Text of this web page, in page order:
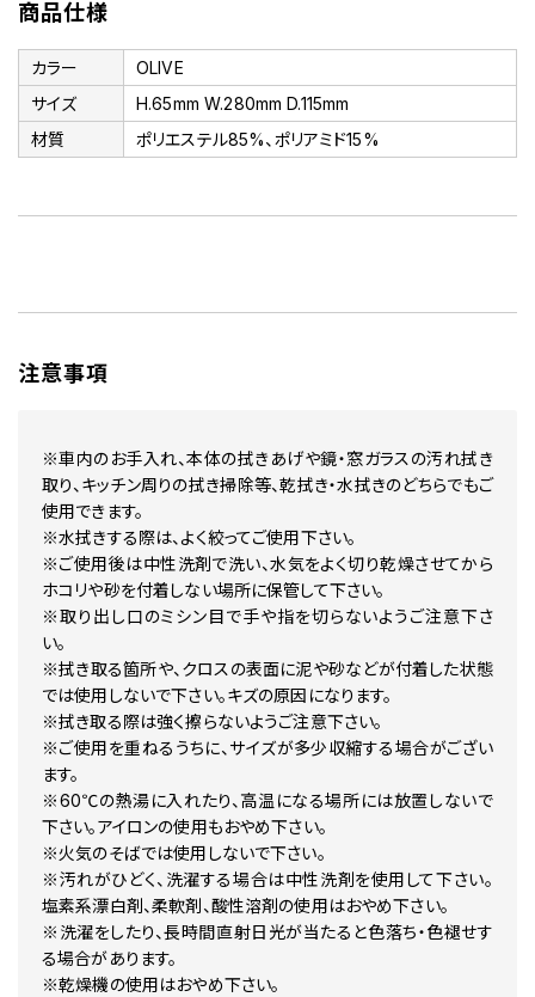
商品仕様
カラー
OLIVE
サイズ
H.65mm W.280mm D.115mm
材質
ポリエステル85%、ポリアミド15%
注意事項
※車内のお手入れ、本体の拭きあげや鏡・窓ガラスの汚れ拭き
取り、キッチン周りの拭き掃除等、乾拭き・水拭きのどちらでもご
使用できます。
※水拭きする際は、よく絞ってご使用下さい。
※ご使用後は中性洗剤で洗い、水気をよく切り乾燥させてから
ホコリや砂を付着しない場所に保管して下さい。
※取り出し口のミシン目で手や指を切らないようご注意下さ
い。
※拭き取る箇所や、クロスの表面に泥や砂などが付着した状態
では使用しないで下さい。キズの原因になります。
※拭き取る際は強く擦らないようご注意下さい。
※ご使用を重ねるうちに、サイズが多少収縮する場合がござい
ます。
※60℃の熱湯に入れたり、高温になる場所には放置しないで
下さい。アイロンの使用もおやめ下さい。
※火気のそばでは使用しないで下さい。
※汚れがひどく、洗濯する場合は中性洗剤を使用して下さい。
塩素系漂白剤、柔軟剤、酸性溶剤の使用はおやめ下さい。
※洗濯をしたり、長時間直射日光が当たると色落ち・色褪せす
る場合があります。
※乾燥機の使用はおやめ下さい。